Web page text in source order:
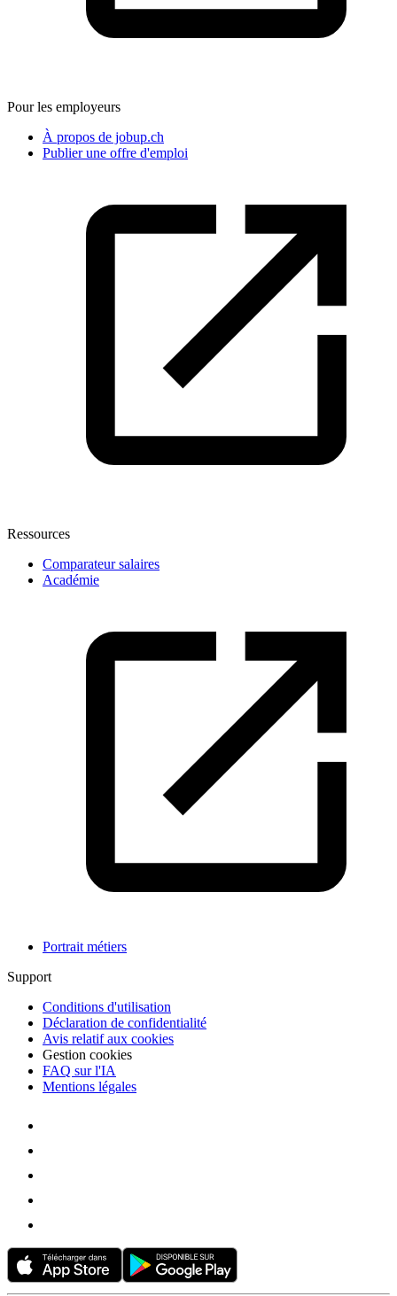
Pour les employeurs
À propos de jobup.ch
Publier une offre d'emploi
Ressources
Comparateur salaires
Académie
Portrait métiers
Support
Conditions d'utilisation
Déclaration de confidentialité
Avis relatif aux cookies
Gestion cookies
FAQ sur l'IA
Mentions légales